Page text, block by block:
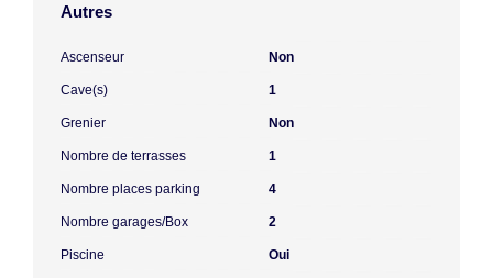
Autres
Ascenseur Non
Cave(s) 1
Grenier Non
Nombre de terrasses 1
Nombre places parking 4
Nombre garages/Box 2
Piscine Oui